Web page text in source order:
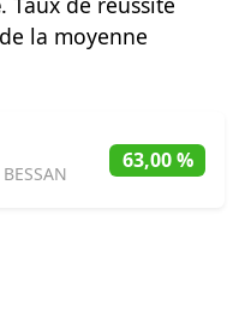
la moyenne
63,00 %